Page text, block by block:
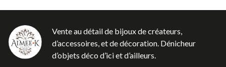
Vente au détail de bijoux de créateurs,
d’accessoires, et de décoration. Dénicheur
d’objets déco d’ici et d’ailleurs.